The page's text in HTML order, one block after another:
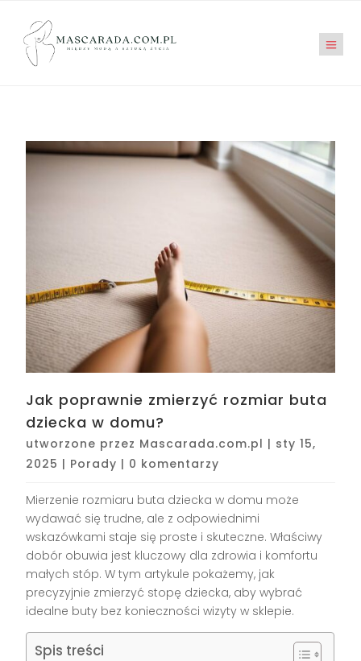
Jak poprawnie zmierzyć rozmiar buta
dziecka w domu?
utworzone przez Mascarada.com.pl | sty 15,
2025 | Porady | 0 komentarzy
Mierzenie rozmiaru buta dziecka w domu może
wydawać się trudne, ale z odpowiednimi
wskazówkami staje się proste i skuteczne. Właściwy
dobór obuwia jest kluczowy dla zdrowia i komfortu
małych stóp. W tym artykule pokażemy, jak
precyzyjnie zmierzyć stopę dziecka, aby wybrać
idealne buty bez konieczności wizyty w sklepie.
Spis treści